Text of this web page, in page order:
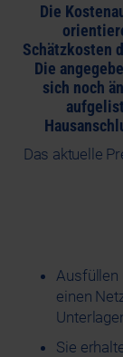
Die
Schätzkosten
Die
sich noch
Das aktuelle
Ausfüllen
einen
Sie